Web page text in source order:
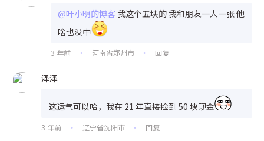
@叶小明的博客 我这个五块的 我和朋友一人一张 他
啥也没中
3 年前 • 河南省郑州市 • 回复
泽泽
这运气可以哈，我在 21 年直接捡到 50 块现金
3 年前 • 辽宁省沈阳市 • 回复